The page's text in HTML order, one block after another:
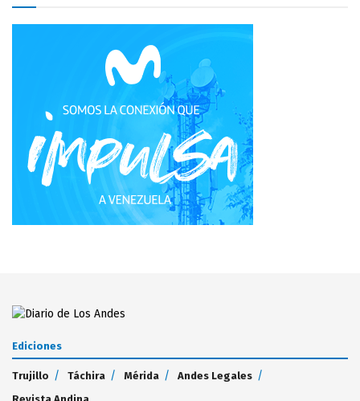
Ediciones
Trujillo Táchira Mérida
Andes Legales